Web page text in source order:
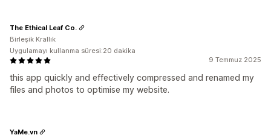
9 Temmuz 2025
this app quickly and effectively compressed and renamed my
files and photos to optimise my website.
The Ethical Leaf Co.
Birleşik Krallık
Uygulamayı kullanma süresi:20 dakika
YaMe.vn